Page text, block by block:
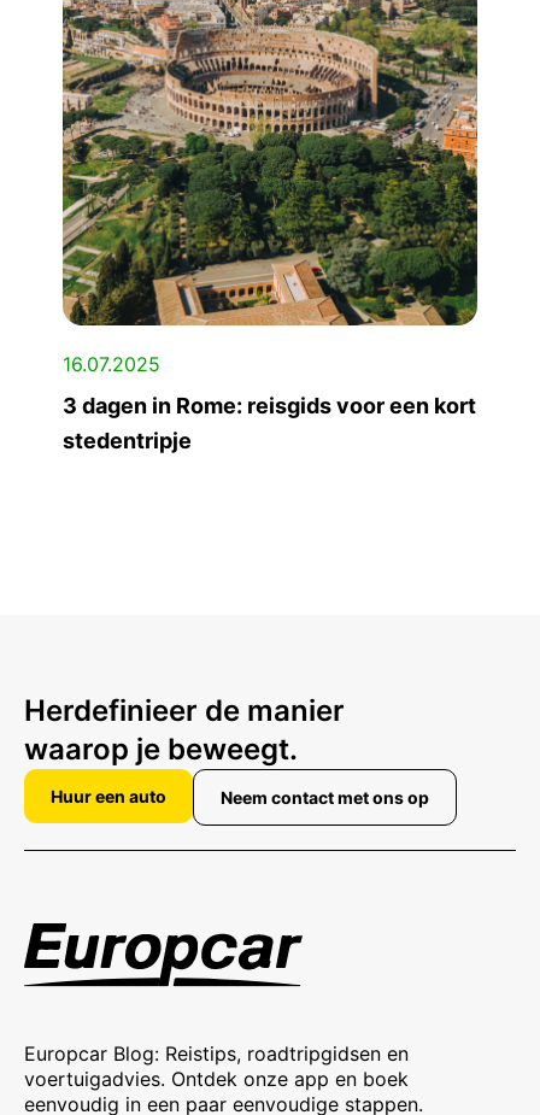
16.07.2025
3 dagen in Rome: reisgids voor een kort
stedentripje
Herdefinieer de manier
waarop je beweegt.
Huur een auto Neem contact met ons op
Europcar Blog: Reistips, roadtripgidsen en
voertuigadvies. Ontdek onze app en boek
eenvoudig in een paar eenvoudige stappen.